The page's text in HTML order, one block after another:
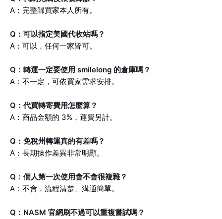
A：完整歸買家本人所有。
Q：可以指定美國代收站嗎？
A：可以，任何一家皆可。
Q：轉運一定要使用 smilelong 的倉庫嗎？
A：不一定，可依買家需求安排。
Q：代買轉寄費用怎麼算？
A：商品金額的 3%，運費另計。
Q：免稅州轉運真的有差嗎？
A：長期操作差異非常明顯。
Q：個人第一次使用會不會很複雜？
A：不會，流程清楚、溝通簡單。
Q：NASM 官網刷不過可以重複嘗試嗎？